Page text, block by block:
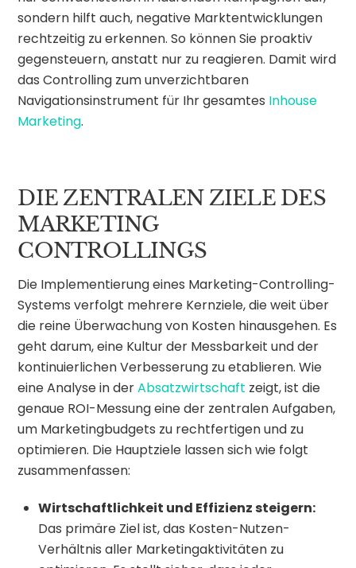
sondern hilft auch, negative Marktentwicklungen
rechtzeitig zu erkennen. So können Sie proaktiv
gegensteuern, anstatt nur zu reagieren. Damit wird
das Controlling zum unverzichtbaren
Navigationsinstrument für Ihr gesamtes Inhouse
Marketing.
DIE ZENTRALEN ZIELE DES
MARKETING
CONTROLLINGS
Die Implementierung eines Marketing-Controlling-
Systems verfolgt mehrere Kernziele, die weit über
die reine Überwachung von Kosten hinausgehen. Es
geht darum, eine Kultur der Messbarkeit und der
kontinuierlichen Verbesserung zu etablieren. Wie
eine Analyse in derAbsatzwirtschaft zeigt, ist die
genaue ROI-Messung eine der zentralen Aufgaben,
um Marketingbudgets zu rechtfertigen und zu
optimieren. Die Hauptziele lassen sich wie folgt
zusammenfassen:
Wirtschaftlichkeit und Effizienz steigern:
Das primäre Ziel ist, das Kosten-Nutzen-
Verhältnis aller Marketingaktivitäten zu